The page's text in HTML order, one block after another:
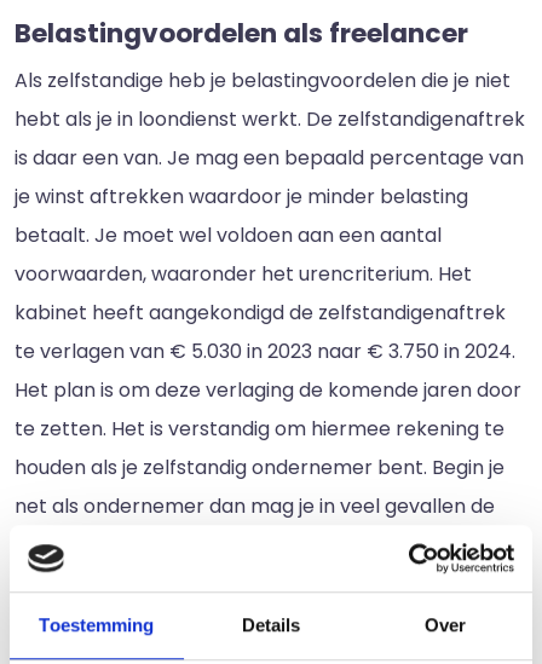
Toestemming Details Over
Belastingvoordelen als freelancer
Als zelfstandige heb je belastingvoordelen die je niet
hebt als je in loondienst werkt. De zelfstandigenaftrek
is daar een van. Je mag een bepaald percentage van
je winst aftrekken waardoor je minder belasting
betaalt. Je moet wel voldoen aan een aantal
voorwaarden, waaronder het urencriterium. Het
kabinet heeft aangekondigd de zelfstandigenaftrek
te verlagen van € 5.030 in 2023 naar € 3.750 in 2024.
Het plan is om deze verlaging de komende jaren door
te zetten. Het is verstandig om hiermee rekening te
houden als je zelfstandig ondernemer bent. Begin je
net als ondernemer dan mag je in veel gevallen de
startersaftrek toepassen. Laat je van tevoren goed
informeren en voorkom het mislopen van
belastingvoordelen.